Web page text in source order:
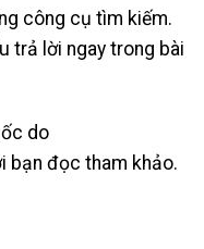
công cụ tìm kiếm.
trả lời ngay trong bài
do
bạn đọc tham khảo.